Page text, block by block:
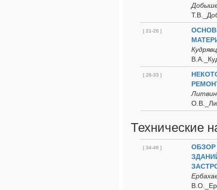
[ 21-26 ]
[ 26-33 ]
Технические
[ 34-46 ]
ОБЗОР